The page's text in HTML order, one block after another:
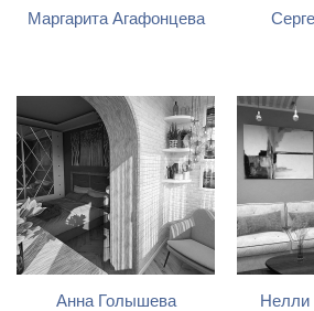
Маргарита Агафонцева
Анна Голышева Нелли